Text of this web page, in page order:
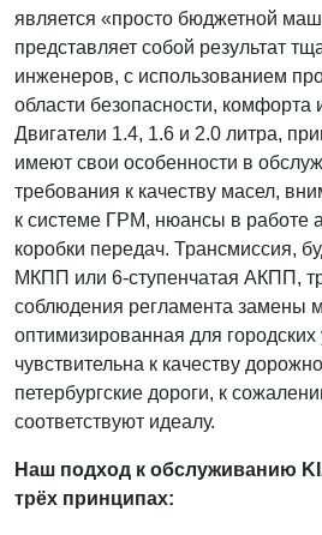
является «просто бюджетной
представляет собой результат
инженеров, с использованием
области безопасности, комфорта
Двигатели 1.4, 1.6 и 2.0 литра,
имеют свои особенности в
требования к качеству масел,
к системе ГРМ, нюансы в работе
коробки передач. Трансмиссия,
МКПП или 6-ступенчатая АКПП,
соблюдения регламента замены
оптимизированная для городских
чувствительна к качеству
петербургские дороги, к
соответствуют идеалу.
Наш подход к обслуживанию
трёх принципах: